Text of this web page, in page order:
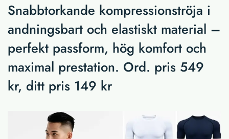
Snabbtorkande kompressionströja i
andningsbart och elastiskt material –
perfekt passform, hög komfort och
maximal prestation. Ord. pris 549
kr, ditt pris 149 kr